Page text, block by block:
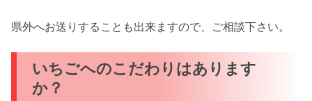
県外へお送りすることも出来ますので、ご相談下さい。
いちごへのこだわりはあります
か？